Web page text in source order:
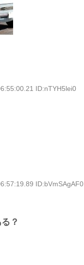
ID:nTYH5lei0
ID:bVmSAgAF0
？